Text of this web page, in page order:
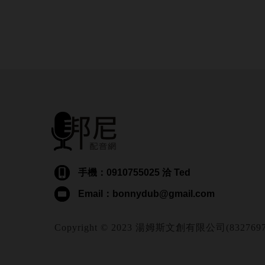
手機：0910755025 洽 Ted
Email：bonnydub@gmail.com
Copyright © 2023 湯姆斯文創有限公司